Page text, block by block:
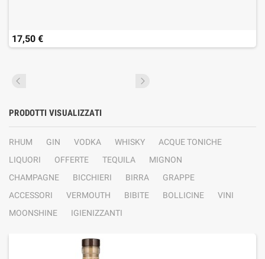
17,50 €
PRODOTTI VISUALIZZATI
RHUM GIN VODKA WHISKY
ACQUE TONICHE
LIQUORI
OFFERTE TEQUILA
MIGNON
CHAMPAGNE
BICCHIERI BIRRA
GRAPPE
ACCESSORI
VERMOUTH BIBITE BOLLICINE
VINI
MOONSHINE
IGIENIZZANTI